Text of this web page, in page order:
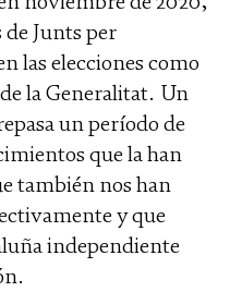
Junts per
las elecciones como
la Generalitat. Un
un período de
que la han
también nos han
y que
independiente